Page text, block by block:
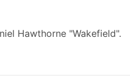
Hawthorne "Wakefield".